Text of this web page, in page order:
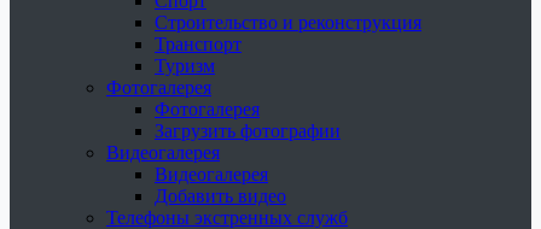
Строительство и реконструкция
Транспорт
Туризм
Фотогалерея
Фотогалерея
Загрузить фотографии
Видеогалерея
Видеогалерея
Добавить видео
Телефоны экстренных служб